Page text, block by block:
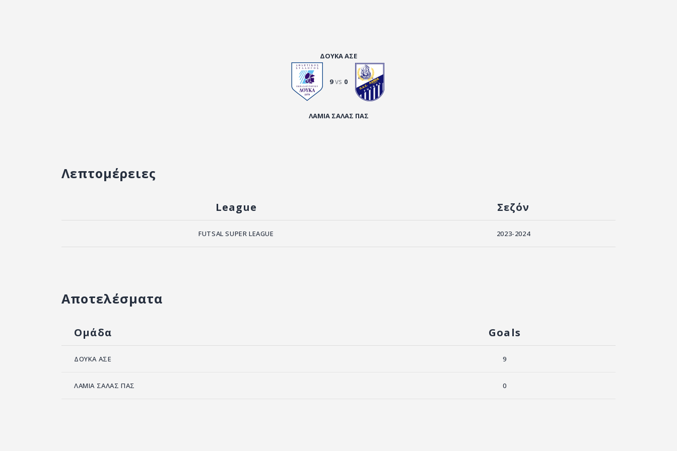
ΔΟΥΚΑ ΑΣΕ
9vs 0
ΛΑΜΙΑ ΣΑΛΑΣ ΠΑΣ
Λεπτομέρειες
League Σεζόν
FUTSAL SUPER LEAGUE 2023-2024
Αποτελέσματα
Ομάδα Goals
ΔΟΥΚΑ ΑΣΕ 9
ΛΑΜΙΑ ΣΑΛΑΣ ΠΑΣ 0